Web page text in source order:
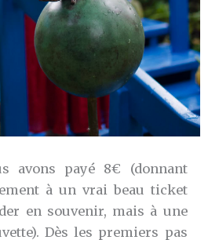
avons payé 8€ (donnant
à un vrai beau ticket
en souvenir, mais à une
Dès les premiers pas